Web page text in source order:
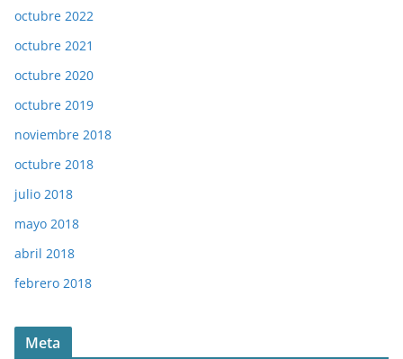
octubre 2022
octubre 2021
octubre 2020
octubre 2019
noviembre 2018
octubre 2018
julio 2018
mayo 2018
abril 2018
febrero 2018
Meta